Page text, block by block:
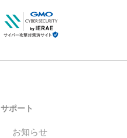
サポート
お知らせ